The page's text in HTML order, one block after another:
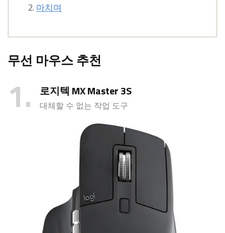
마치며
무선 마우스 추천
1 로지텍 MX Master 3S
대체할 수 없는 작업 도구